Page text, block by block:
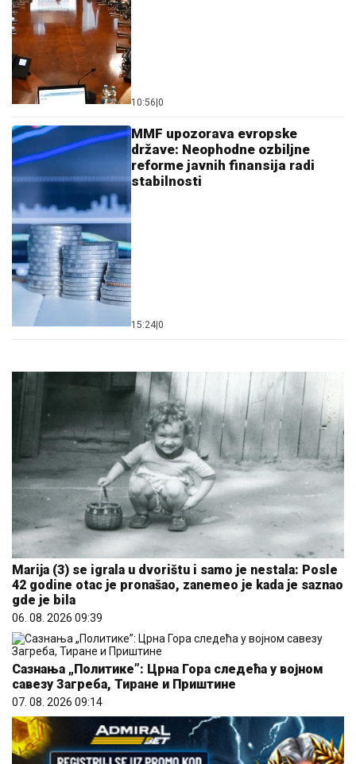
10:56 0
MMF upozorava evropske
države: Neophodne ozbiljne
reforme javnih finansija radi
stabilnosti
15:24 0
Marija (3) se igrala u dvorištu i samo je nestala: Posle
42 godine otac je pronašao, zanemeo je kada je saznao
gde je bila
06. 08. 2026 09:39
Сазнања „Политике”: Црна Гора следећа у војном
савезу Загреба, Тиране и Приштине
07. 08. 2026 09:14